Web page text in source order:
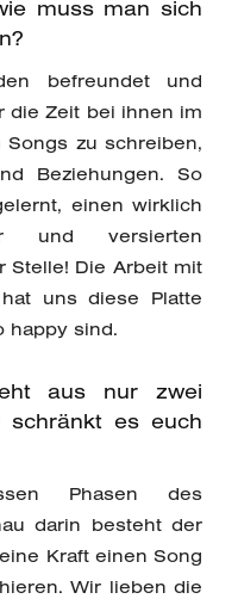
muss man sich
befreundet und
die Zeit bei ihnen im
zu schreiben,
Beziehungen. So
einen wirklich
und versierten
Stelle! Die Arbeit mit
uns diese Platte
happy sind.
aus nur zwei
schränkt es euch
Phasen des
darin besteht der
Kraft einen Song
Wir lieben die